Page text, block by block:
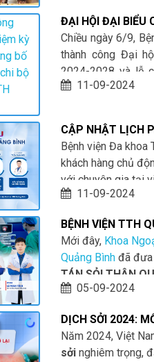
sức khỏe và tầm
từ đó tăng hiệu
ĐẠI HỘI ĐẠI BIỂU
2024 - 2026 VÀ
BỘ BỆNH VIỆN
Chiều ngày 6/9,
thành công Đại
2024-2028 và lễ
viện Đa khoa TTH
11-09-2024
CẬP NHẬT LỊCH
09/09/2024 - 15/
Bệnh viện Đa khoa
khách hàng chủ
với chuyên gia tại
11-09-2024
BỆNH VIỆN TTH
KỸ THUẬT TÁN
PCNL - LOẠI BỎ
Mới đây, Khoa
Quảng Bình đã đưa
TÁN SỎI THẬN
là phương pháp
người bệnh mắc
05-09-2024
DỊCH SỞI 2024:
QUAN TRỌNG
Năm 2024, Việt
sởi nghiêm trọng,